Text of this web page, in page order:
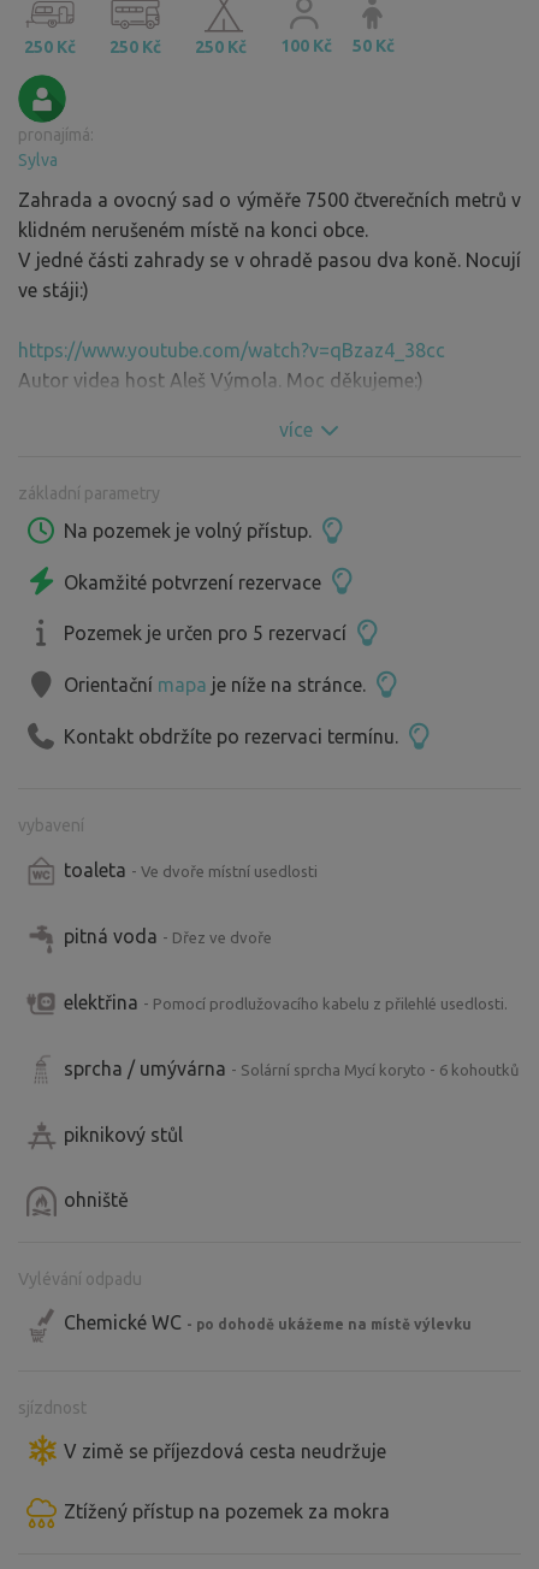
250 Kč 250 Kč 250 Kč 100 Kč 50 Kč
pronajímá:
Sylva
Zahrada a ovocný sad o výměře 7500 čtverečních metrů v
klidném nerušeném místě na konci obce.
V jedné části zahrady se v ohradě pasou dva koně. Nocují
ve stáji:)
https://www.youtube.com/watch?v=qBzaz4_38cc
Autor videa host Aleš Výmola. Moc děkujeme:)
více
základní parametry
Na pozemek je volný přístup.
Okamžité potvrzení rezervace
Pozemek je určen pro 5 rezervací
Orientační mapa je níže na stránce.
Kontakt obdržíte po rezervaci termínu.
vybavení
toaleta - Ve dvoře místní usedlosti
pitná voda - Dřez ve dvoře
elektřina - Pomocí prodlužovacího kabelu z přilehlé usedlosti.
sprcha / umývárna - Solární sprcha Mycí koryto - 6 kohoutků
piknikový stůl
ohniště
Vylévání odpadu
Chemické WC - po dohodě ukážeme na místě výlevku
sjízdnost
V zimě se příjezdová cesta neudržuje
Ztížený přístup na pozemek za mokra